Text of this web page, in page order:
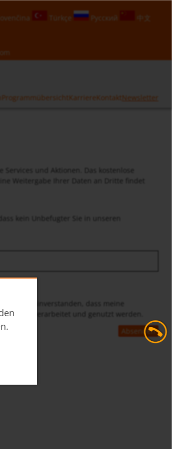
Türkçe Русский
中文
ProgrammübersichtKarriereKontaktNewsletter
und Aktionen. Das kostenlose
Weitergabe Ihrer Daten an Dritte findet
kein Unbefugter Sie in unseren
damit einverstanden, dass meine
verarbeitet und genutzt werden.
Absenden